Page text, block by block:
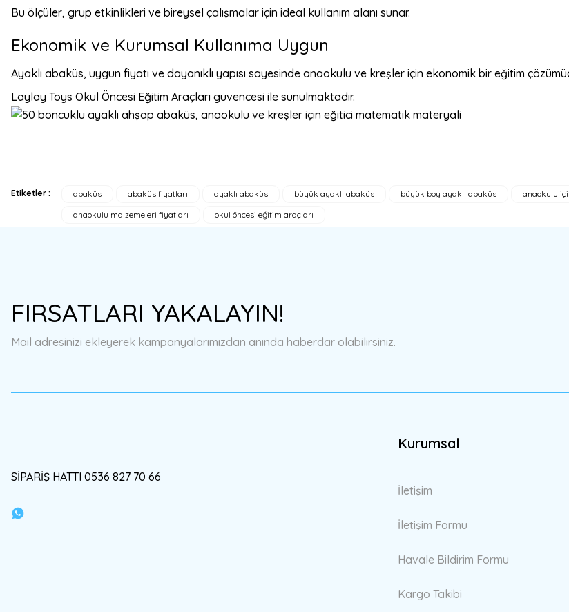
Bu ölçüler, grup etkinlikleri ve bireysel çalışmalar için ideal kullanım alanı sunar.
Ekonomik ve Kurumsal Kullanıma Uygun
Ayaklı abaküs, uygun fiyatı ve dayanıklı yapısı sayesinde anaokulu ve kreşler için ekonomik bir eğitim
Laylay Toys Okul Öncesi Eğitim Araçları güvencesi ile sunulmaktadır.
Görüş ve önerileriniz için teşekkür ederiz.
Ürün fiyatı diğer sitelerden daha pahalı.
Etiketler : abaküs abaküs fiyatları ayaklı abaküs büyük ayaklı abaküs büyük boy ayaklı abaküs anaokulu
anaokulu malzemeleri fiyatları
okul öncesi eğitim araçları
FIRSATLARI YAKALAYIN!
Mail adresinizi ekleyerek kampanyalarımızdan anında haberdar olabilirsiniz.
SİPARİŞ HATTI 0536 827 70 66
Kurumsal
İletişim
İletişim Formu
Havale Bildirim Formu
Kargo Takibi